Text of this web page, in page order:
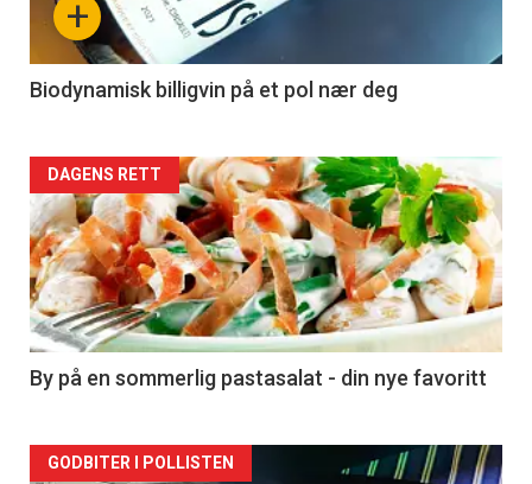
4
+
Biodynamisk billigvin på et pol nær deg
Forsiden
akkurat
nå
-
5
DAGENS RETT
By på en sommerlig pastasalat - din nye favoritt
Forsiden
GODBITER I POLLISTEN